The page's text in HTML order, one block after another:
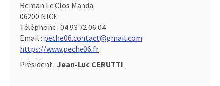
Roman Le Clos Manda
06200 NICE
Téléphone : 04 93 72 06 04
Email : peche06.contact@gmail.com
https://www.peche06.fr
Président : Jean-Luc CERUTTI